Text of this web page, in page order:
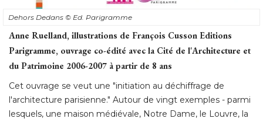
Dehors Dedans © Ed. Parigramme
Anne Ruelland, illustrations de François Cusson Editions
Parigramme, ouvrage co-édité avec la Cité de l'Architecture et
du Patrimoine 2006-2007 à partir de 8 ans
Cet ouvrage se veut une "initiation au déchiffrage de
l'architecture parisienne." Autour de vingt exemples - parmi
lesquels, une maison médiévale, Notre Dame, le Louvre, la